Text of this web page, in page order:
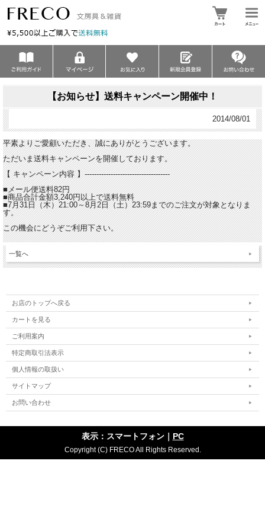
【お知らせ】送料キャンペーン開催中！
2014/08/01
平素よりご愛顧いただき、誠にありがとうございます。
ただいま送料キャンペーンを開催しております。
【 キャンペーン内容 】------------------------------------
■メール便送料82円
■商品合計金額3,240円以上で送料無料
■7月31日（木）21:00～8月2日（土）23:59までのご注文が対象となりま
す。
この機会にどうぞご利用下さい。
一覧へ
お店のトップへ戻る
カートを見る
ご利用案内
特定商取引法表示
個人情報の取扱い
サイトマップ
お問い合わせ
表示：スマートフォン｜ PC
Copyright (C) FRECO All Rights Reserved.